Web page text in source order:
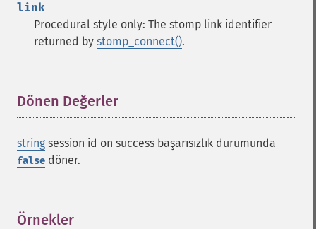
link
Procedural style only: The stomp link identifier
returned by stomp_connect().
Dönen Değerler
string session id on success başarısızlık durumunda
false döner.
Örnekler